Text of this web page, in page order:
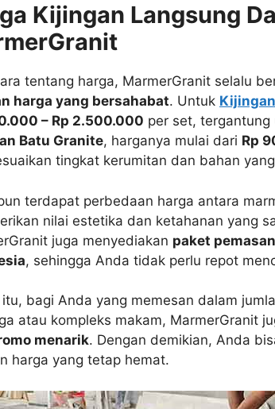
Kijingan Langsung
tentang harga, MarmerGranit selalu
harga yang bersahabat. Untuk Kijingan
– Rp 2.500.000 per set,
Batu Granite, harganya mulai dari Rp
tingkat kerumitan dan bahan
terdapat perbedaan harga antara
nilai estetika dan ketahanan yang
juga menyediakan paket
, sehingga Anda tidak perlu repot
itu, bagi Anda yang memesan dalam
atau kompleks makam, MarmerGranit
menarik. Dengan demikian, Anda
harga yang tetap hemat.